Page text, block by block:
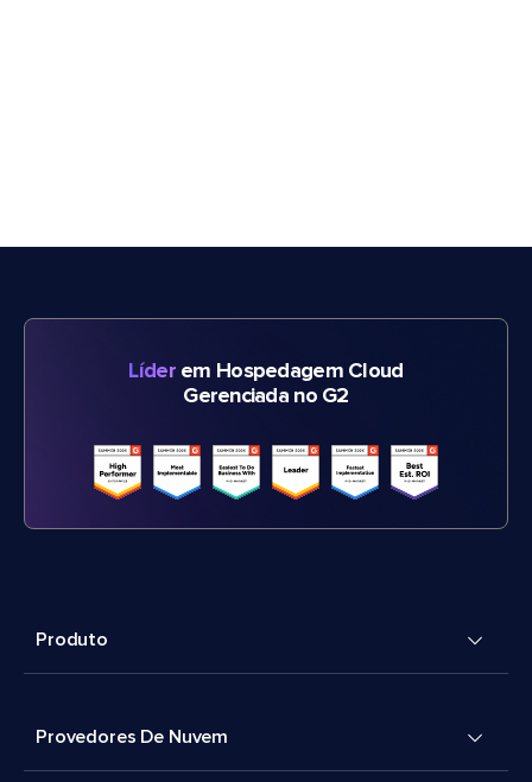
Líderem Hospedagem Cloud
Gerenciada no G2
Produto
Provedores De Nuvem